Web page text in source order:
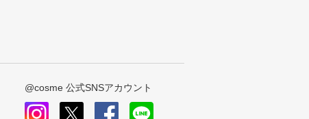
@cosme 公式SNSアカウント